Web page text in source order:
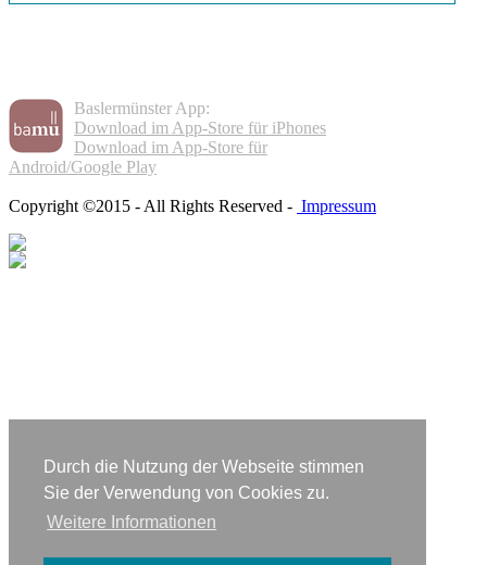
Durch die Nutzung der Webseite stimmen
Sie der Verwendung von Cookies zu.
Weitere Informationen
Baslermünster App:
Download im App-Store für iPhones
Download im App-Store für
Android/Google Play
Copyright ©2015 - All Rights Reserved - Impressum